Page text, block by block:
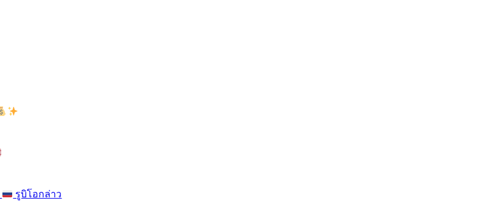
รูบิโอกล่าว